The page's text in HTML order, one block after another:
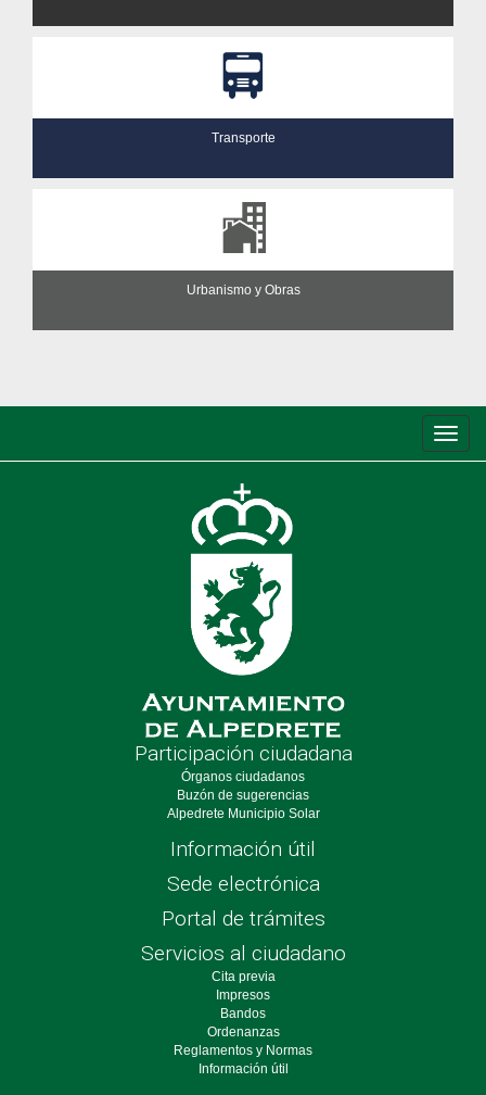
Transporte
Urbanismo y Obras
de
Participación ciudadana
Órganos ciudadanos
Buzón de sugerencias
Alpedrete Municipio Solar
Información útil
Sede electrónica
Portal de trámites
Servicios al ciudadano
Cita previa
Impresos
Bandos
Ordenanzas
Reglamentos y Normas
Información útil